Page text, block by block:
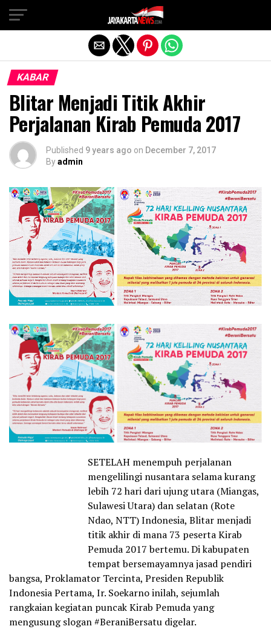
KABAR
Blitar Menjadi Titik Akhir
Perjalanan Kirab Pemuda 2017
Published 9 years ago on December 7, 2017
Byadmin
SETELAH menempuh perjalanan
mengelilingi nusantara selama kurang
lebih 72 hari dari ujung utara (Miangas,
Sulawesi Utara) dan selatan (Rote
Ndao, NTT) Indonesia, Blitar menjadi
titik akhir di mana 73 peserta Kirab
Pemuda 2017 bertemu. Di kabupaten
tempat bersemayamnya jasad pendiri
bangsa, Proklamator Tercinta, Presiden Republik
Indonesia Pertama, Ir. Soekarno inilah, sejumlah
rangkaian kegiatan puncak Kirab Pemuda yang
mengusung slogan #BeraniBersatu digelar.
Exit mobile version